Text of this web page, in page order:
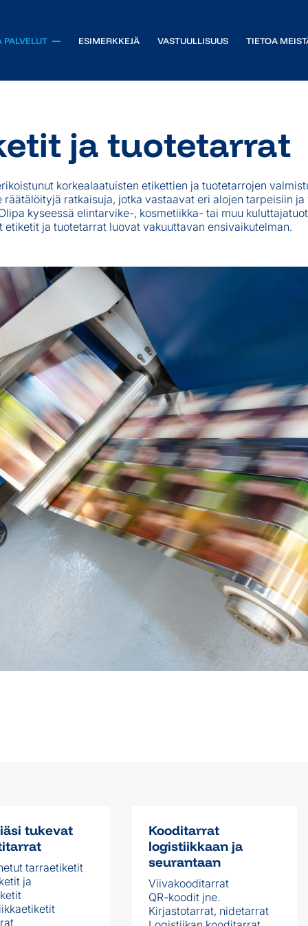
PALVELUT
koneisiin ja laitteisiin
teolliseen käyttöön
Painoaineiston käsittely
Protosarjat ja mallipainatukset
Tuote- ja versiohallinta
Sopimuspainopalvelut
ESIMERKKEJÄ VASTUULLISUUS TIETOA
ja tuotetarrat
korkealaatuisten etikettien ja tuotetarrojen
räätälöityjä ratkaisuja, jotka vastaavat eri alojen tarpeisiin
kyseessä elintarvike-, kosmetiikka- tai muu
etiketit ja tuotetarrat luovat vakuuttavan ensivaikutelman.
tukevat
tarraetiketit
ja
Kooditarrat
logistiikkaan ja
seurantaan
Viivakooditarrat
QR-koodit jne.
Kirjastotarrat, nidetarrat